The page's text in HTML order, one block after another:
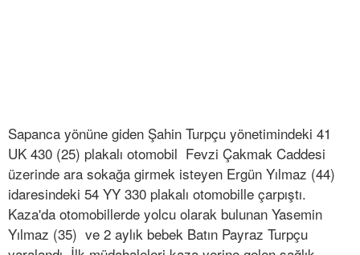
Sapanca yönüne giden Şahin Turpçu yönetimindeki 41
UK 430 (25) plakalı otomobil Fevzi Çakmak Caddesi
üzerinde ara sokağa girmek isteyen Ergün Yılmaz (44)
idaresindeki 54 YY 330 plakalı otomobille çarpıştı.
Kaza'da otomobillerde yolcu olarak bulunan Yasemin
Yılmaz (35) ve 2 aylık bebek Batın Payraz Turpçu